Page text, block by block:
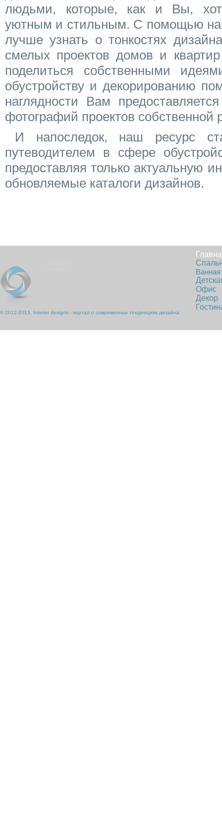
людьми, которые, как и Вы,
уютным и стильным. С помощью
лучше узнать о тонкостях
смелых проектов домов и
поделиться собственными
обустройству и декорированию
наглядности Вам
фотографий проектов собственной
И напоследок, наш ресурс
путеводителем в сфере
предоставляя только актуальную
обновляемые каталоги дизайнов.
© 2012-2013, Interior designs - портал о современных тенденциях дизайна
Ванная
Офис
Декор